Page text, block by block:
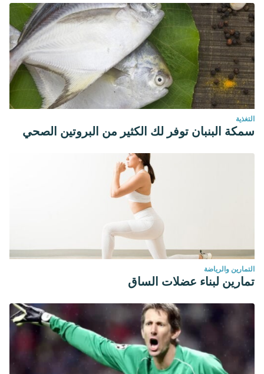
Research. https://doi.org/10.1016/0006-8993(94)90176-7
Leung, Y. M., Wu, B. T., Chen, Y. C., Hung, C. H., & Chen, Y.
W. (2010). Diphenidol inhibited sodium currents and
produced spinal anesthesia.Neuropharmacology,58(7),
1147–1152. https://doi.org/10.1016/j.neuropharm.2010.02.007
التغذية
سمكة البنبان توفر لك الكثير من البروتين الصحي
التمارين والرياضة
تمارين لبناء عضلات الساق